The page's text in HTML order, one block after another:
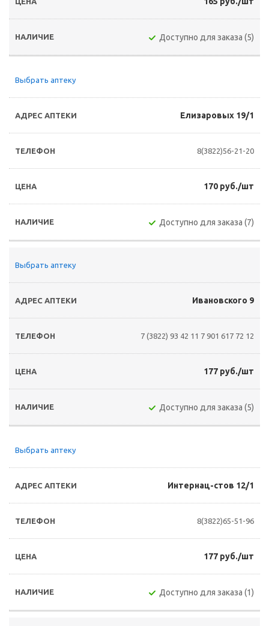
Доступно для заказа (5)
Выбрать аптеку
Елизаровых 19/1
8(3822)56-21-20
170 руб./шт
Доступно для заказа (7)
Выбрать аптеку
Ивановского 9
7 (3822) 93 42 11 7 901 617 72 12
177 руб./шт
Доступно для заказа (5)
Выбрать аптеку
Интернац-стов 12/1
8(3822)65-51-96
177 руб./шт
Доступно для заказа (1)